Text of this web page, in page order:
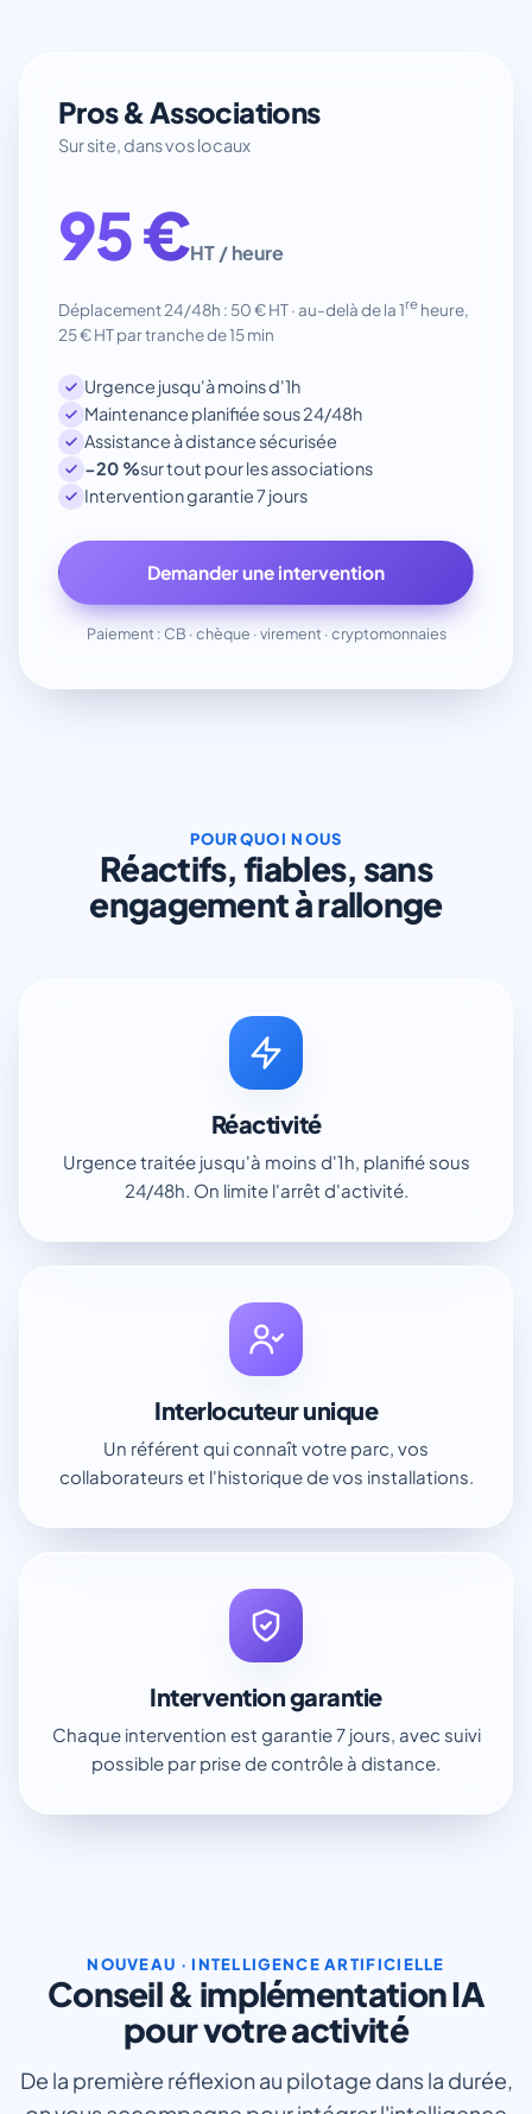
Pros & Associations
Sur site, dans vos locaux
95 €HT / heure
Déplacement 24/48h : 50 € HT · au-delà de la 1re heure,
25 € HT par tranche de 15 min
Urgence jusqu'à moins d'1h
Maintenance planifiée sous 24/48h
Assistance à distance sécurisée
−20 %sur tout pour les associations
Intervention garantie 7 jours
Demander une intervention
Paiement : CB · chèque · virement · cryptomonnaies
POURQUOI NOUS
Réactifs, fiables, sans
engagement à rallonge
Réactivité
Urgence traitée jusqu'à moins d'1h, planifié sous
24/48h. On limite l'arrêt d'activité.
Interlocuteur unique
Un référent qui connaît votre parc, vos
collaborateurs et l'historique de vos installations.
Intervention garantie
Chaque intervention est garantie 7 jours, avec suivi
possible par prise de contrôle à distance.
NOUVEAU · INTELLIGENCE ARTIFICIELLE
Conseil & implémentation IA
pour votre activité
De la première réflexion au pilotage dans la durée,